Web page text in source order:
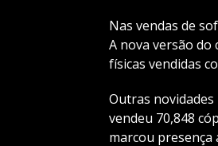
Nas vendas de
A nova versão do
físicas vendidas
Outras novidades
vendeu 70,848
marcou presença